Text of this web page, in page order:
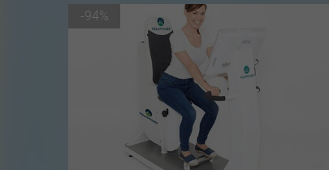
-94%